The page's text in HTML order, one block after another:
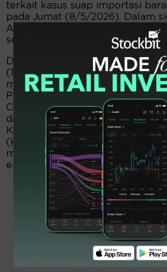
terkait kasus suap importasi
pada Jumat (8/5/2026). Dalam
Ahmad Dedi menerima uang
sebulan, selama enam bulan.
Dalam sidang di Pengadilan
(12/6/2026), Jaksa Penuntut
mengungkapkan lokasi
PT Blueray Cargo John Field
Cukai bernama Ahmad Dedi,
dari mal, restoran, hingga kantor
Koordinator Bidang Politik,
(Kemenkopolkam). Bos Blueray
memberikan uang suap kepada
enam bulan dengan nilai Rp5